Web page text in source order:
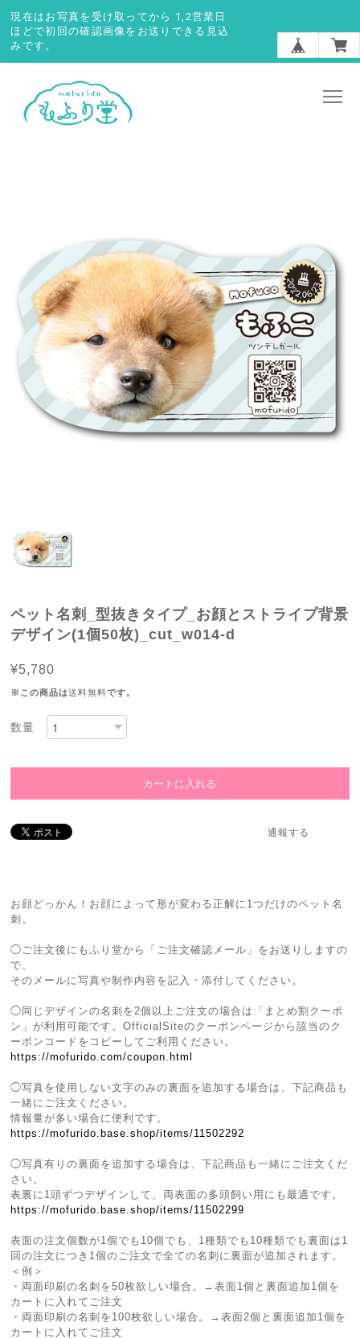
現在はお写真を受け取ってから 1,2営業日
ほどで初回の確認画像をお送りできる見込
みです。
ペット名刺_型抜きタイプ_お顔とストライプ背景
デザイン(1個50枚)_cut_w014-d
¥5,780
※この商品は送料無料です。
数量
通報する
お顔どっかん！お顔によって形が変わる正解に1つだけのペット名
刺。
◯ご注文後にもふり堂から「ご注文確認メール」をお送りしますの
で、
そのメールに写真や制作内容を記入・添付してください。
◯同じデザインの名刺を2個以上ご注文の場合は「まとめ割クーポ
ン」が利用可能です。OfficialSiteのクーポンページから該当のク
ーポンコードをコピーしてご利用ください。
https://mofurido.com/coupon.html
◯写真を使用しない文字のみの裏面を追加する場合は、下記商品も
一緒にご注文ください。
情報量が多い場合に便利です。
https://mofurido.base.shop/items/11502292
◯写真有りの裏面を追加する場合は、下記商品も一緒にご注文くだ
さい。
表裏に1頭ずつデザインして、両表面の多頭飼い用にも最適です。
https://mofurido.base.shop/items/11502299
表面の注文個数が1個でも10個でも、1種類でも10種類でも裏面は1
回の注文につき1個のご注文で全ての名刺に裏面が追加されます。
＜例＞
・両面印刷の名刺を50枚欲しい場合。→表面1個と裏面追加1個を
カートに入れてご注文
・両面印刷の名刺を100枚欲しい場合。→表面2個と裏面追加1個を
カートに入れてご注文